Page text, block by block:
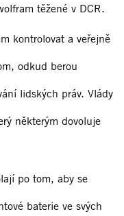
těžené v DCR.
kontrolovat a veřejně
odkud berou
lidských práv. Vlády
některým dovoluje
po tom, aby se
baterie ve svých